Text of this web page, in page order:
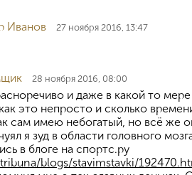
Иванов 27 ноября 2016, 13:47
28 ноября 2016, 08:00
и даже в какой то мере
это непросто и сколько
сам имею небогатый, но всё же
я зуд в области головного
в блоге на спортс.ру
blogs/stavimstavki/